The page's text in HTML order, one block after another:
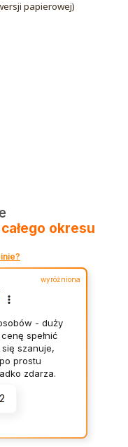
papierowej)
okresu
wyróżniona
- duży
spełnić
szanuje,
prostu
zdarza.
sklep,